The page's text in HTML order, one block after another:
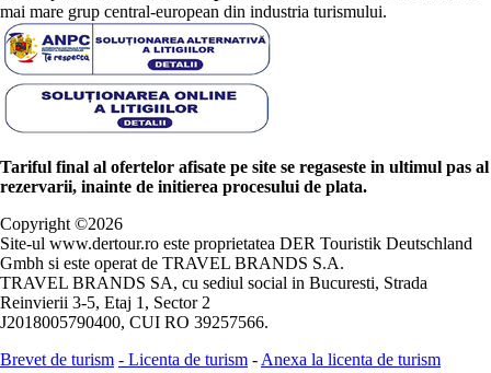
mai mare grup central-european din industria turismului.
Tariful final al ofertelor afisate pe site se regaseste in ultimul pas al
rezervarii, inainte de initierea procesului de plata.
Copyright ©2026
Site-ul www.dertour.ro este proprietatea DER Touristik Deutschland
Gmbh si este operat de TRAVEL BRANDS S.A.
TRAVEL BRANDS SA, cu sediul social in Bucuresti, Strada
Reinvierii 3-5, Etaj 1, Sector 2
J2018005790400, CUI RO 39257566.
Brevet de turism - Licenta de turism - Anexa la licenta de turism